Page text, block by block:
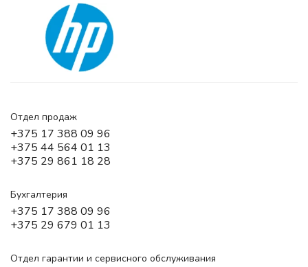
Отдел продаж
+375 17 388 09 96
+375 44 564 01 13
+375 29 861 18 28
Бухгалтерия
+375 17 388 09 96
+375 29 679 01 13
Отдел гарантии и сервисного обслуживания